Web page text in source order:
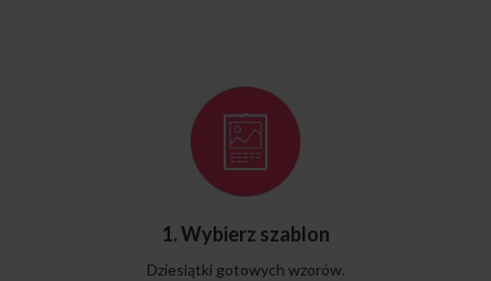
1. Wybierz szablon
Dziesiątki gotowych wzorów.